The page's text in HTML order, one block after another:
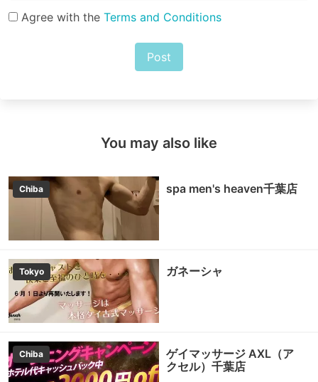
Agree with the Terms and Conditions
Post
You may also like
Chiba spa men's heaven千葉店
Tokyo ガネーシャ
Chiba
ゲイマッサージ AXL（ア
クセル）千葉店